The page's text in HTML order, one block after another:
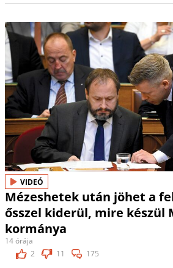
VIDEÓ
Mézeshetek után jöhet a
ősszel kiderül, mire készül
kormánya
14 órája
2
11 175